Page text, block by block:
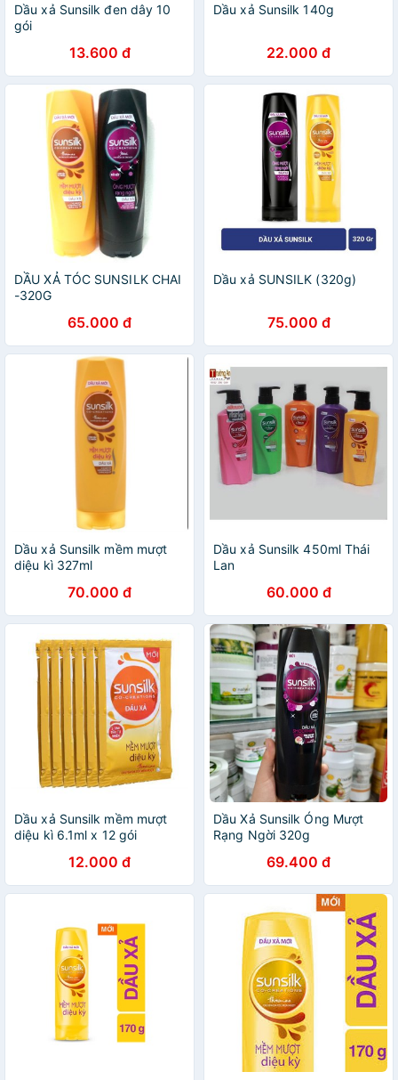
Dầu xả Sunsilk đen dây 10
gói
13.600 đ
Dầu xả Sunsilk 140g
22.000 đ
DẦU XẢ TÓC SUNSILK CHAI
-320G
65.000 đ
Dầu xả SUNSILK (320g)
75.000 đ
Dầu xả Sunsilk mềm mượt
diệu kì 327ml
70.000 đ
Dầu xả Sunsilk 450ml Thái
Lan
60.000 đ
Dầu xả Sunsilk mềm mượt
diệu kì 6.1ml x 12 gói
12.000 đ
Dầu Xả Sunsilk Óng Mượt
Rạng Ngời 320g
69.400 đ